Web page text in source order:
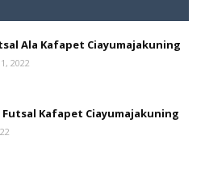
Ala Kafapet Ciayumajakuning
2022
Futsal Kafapet Ciayumajakuning